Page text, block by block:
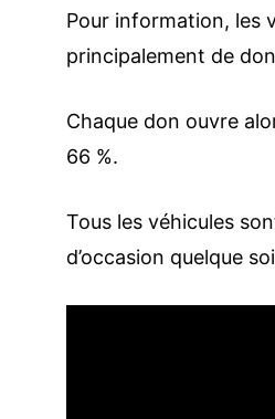
Pour information, les
principalement de
Chaque don ouvre
66 %.
Tous les véhicules
d’occasion quelque